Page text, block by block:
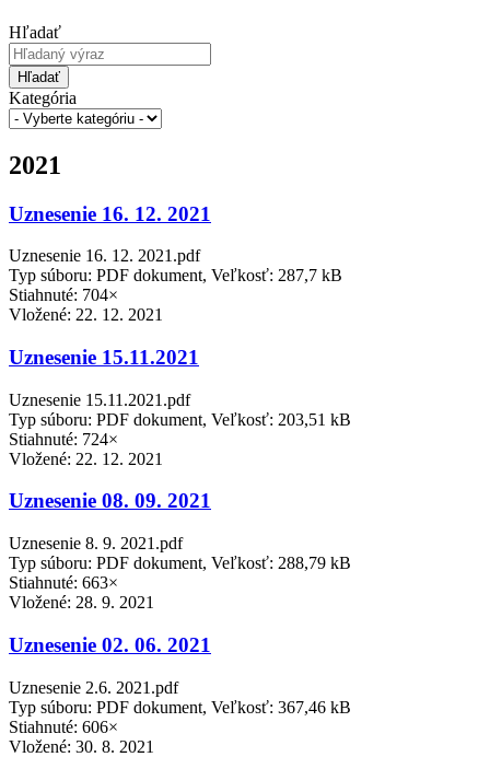
Hľadať
Hľadať
Kategória
2021
Uznesenie 16. 12. 2021
Uznesenie 16. 12. 2021.pdf
Typ súboru: PDF dokument, Veľkosť: 287,7 kB
Stiahnuté: 704×
Vložené: 22. 12. 2021
Uznesenie 15.11.2021
Uznesenie 15.11.2021.pdf
Typ súboru: PDF dokument, Veľkosť: 203,51 kB
Stiahnuté: 724×
Vložené: 22. 12. 2021
Uznesenie 08. 09. 2021
Uznesenie 8. 9. 2021.pdf
Typ súboru: PDF dokument, Veľkosť: 288,79 kB
Stiahnuté: 663×
Vložené: 28. 9. 2021
Uznesenie 02. 06. 2021
Uznesenie 2.6. 2021.pdf
Typ súboru: PDF dokument, Veľkosť: 367,46 kB
Stiahnuté: 606×
Vložené: 30. 8. 2021